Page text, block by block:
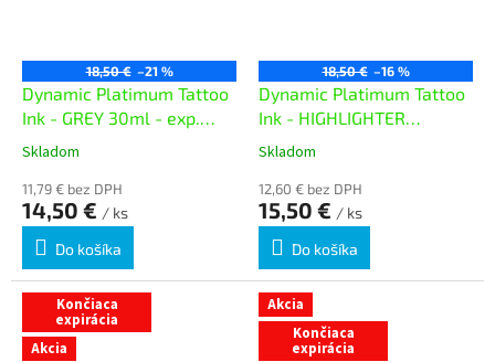
18,50 € –21 %
Dynamic Platimum Tattoo
Ink - GREY 30ml - exp.
05/26
Skladom
11,79 € bez DPH
14,50 € / ks
Do košíka
18,50 € –16 %
Dynamic Platimum Tattoo
Ink - HIGHLIGHTER
YELLOW 30ml - exp.
Skladom
12,60 € bez DPH
15,50 € / ks
Do košíka
Končiaca
expirácia
Akcia
Akcia
Končiaca
expirácia